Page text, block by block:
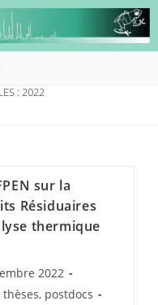
: 2022
sur la
Résiduaires
thermique
2022
postdocs